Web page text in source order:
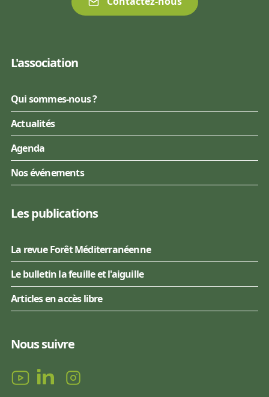
L'association
Qui sommes-nous ?
Actualités
Agenda
Nos événements
Les publications
La revue Forêt Méditerranéenne
Le bulletin la feuille et l'aiguille
Articles en accès libre
Nous suivre